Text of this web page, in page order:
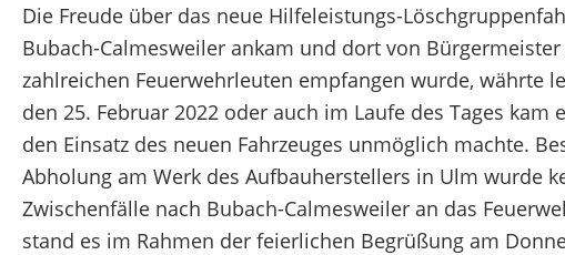
Die Freude über das neue Hilfeleistungs-
Bubach-Calmesweiler ankam und dort von
zahlreichen Feuerwehrleuten empfangen wurde, währte
den 25. Februar 2022 oder auch im Laufe des Tages
den Einsatz des neuen Fahrzeuges unmöglich machte.
Abholung am Werk des Aufbauherstellers in Ulm wurde
Zwischenfälle nach Bubach-Calmesweiler an das
stand es im Rahmen der feierlichen Begrüßung am